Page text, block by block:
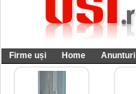
Firme uși Home Anunturi